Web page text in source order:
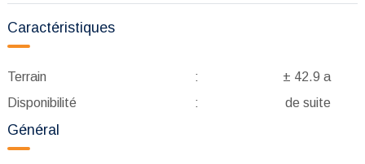
Caractéristiques
Terrain :
± 42.9 a
Disponibilité
: de suite
Général